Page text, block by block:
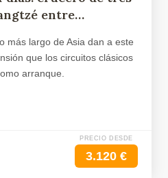
entre
más largo de Asia dan a este
que los circuitos clásicos
arranque.
PRECIO DESDE
3.120 €